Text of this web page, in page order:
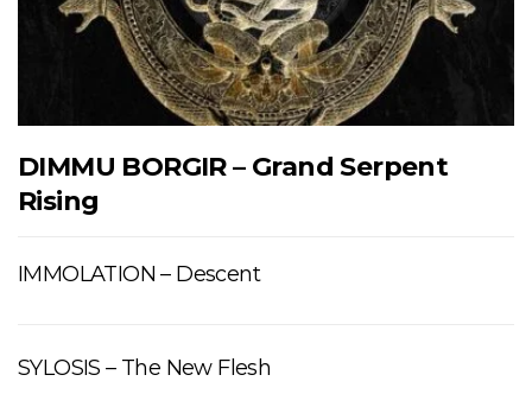
DIMMU BORGIR – Grand Serpent
Rising
IMMOLATION – Descent
SYLOSIS – The New Flesh